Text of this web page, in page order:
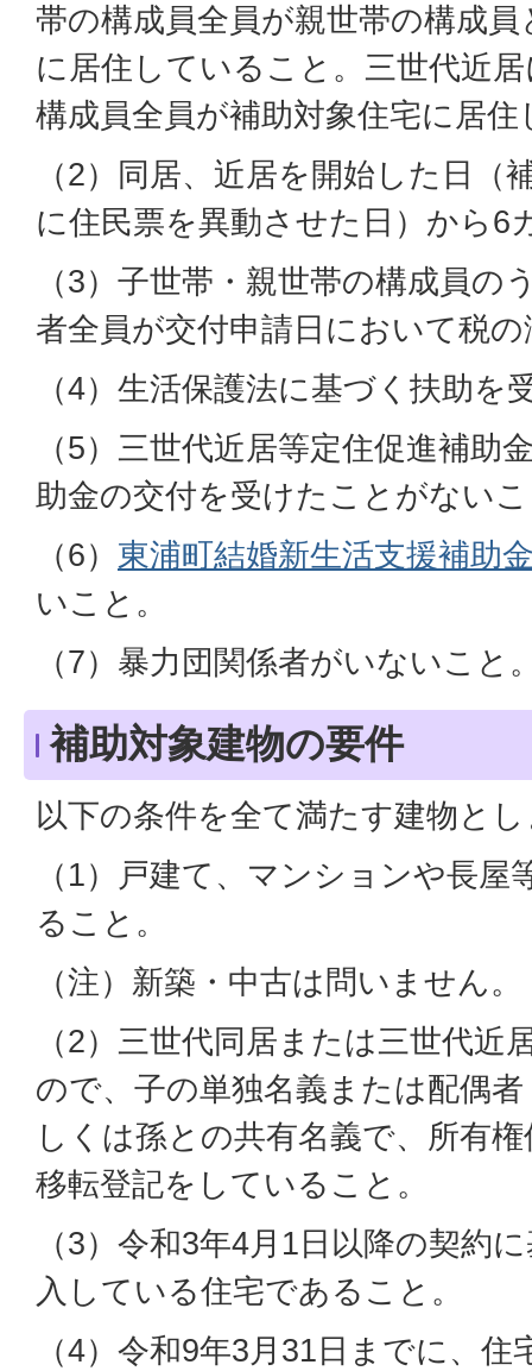
帯の構成員全員が親世帯の構成
に居住していること。三世代近
構成員全員が補助対象住宅に居
（2）同居、近居を開始した日（
に住民票を異動させた日）から6
（3）子世帯・親世帯の構成員の
者全員が交付申請日において税
（4）生活保護法に基づく扶助を
（5）三世代近居等定住促進補助
助金の交付を受けたことがない
（6） 東浦町結婚新生活支援補助
いこと。
（7）暴力団関係者がいないこと
補助対象建物の要件
以下の条件を全て満たす建物と
（1）戸建て、マンションや長屋
ること。
（注）新築・中古は問いません。
（2）三世代同居または三世代近
ので、子の単独名義または配偶
しくは孫との共有名義で、所有
移転登記をしていること。
（3）令和3年4月1日以降の契約
入している住宅であること。
（4）令和9年3月31日までに、